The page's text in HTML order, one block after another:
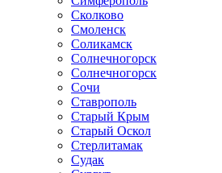
Сколково
Смоленск
Соликамск
Солнечногорск
Солнечногорск
Сочи
Ставрополь
Старый Крым
Старый Оскол
Стерлитамак
Судак